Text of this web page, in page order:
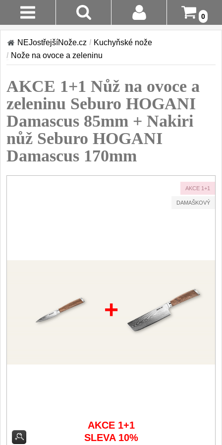
0
Stav
Objednávky
Registrace
Doručení A
Platba
Vrácení Do
Akce!
Kuchyňské nože
Sady kuchyňských nožů 9
Šéfkuchařské nože
Univerzální nože 50
Nože na ovoce a
Steakové nože
NEJostřejšíNože.cz / Kuchyňské nože
/ Nože na ovoce a zeleninu
AKCE 1+1 Nůž na ovoce a
zeleninu Seburo HOGANI
Damascus 85mm + Nakiri
nůž Seburo HOGANI
Damascus 170mm
AKCE 1+1
DAMAŠKOVÝ
+
AKCE 1+1
SLEVA 10%